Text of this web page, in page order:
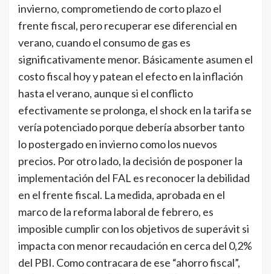
invierno, comprometiendo de corto plazo el
frente fiscal, pero recuperar ese diferencial en
verano, cuando el consumo de gas es
significativamente menor. Básicamente asumen el
costo fiscal hoy y patean el efecto en la inflación
hasta el verano, aunque si el conflicto
efectivamente se prolonga, el shock en la tarifa se
vería potenciado porque debería absorber tanto
lo postergado en invierno como los nuevos
precios. Por otro lado, la decisión de posponer la
implementación del FAL es reconocer la debilidad
en el frente fiscal. La medida, aprobada en el
marco de la reforma laboral de febrero, es
imposible cumplir con los objetivos de superávit si
impacta con menor recaudación en cerca del 0,2%
del PBI. Como contracara de ese “ahorro fiscal”,